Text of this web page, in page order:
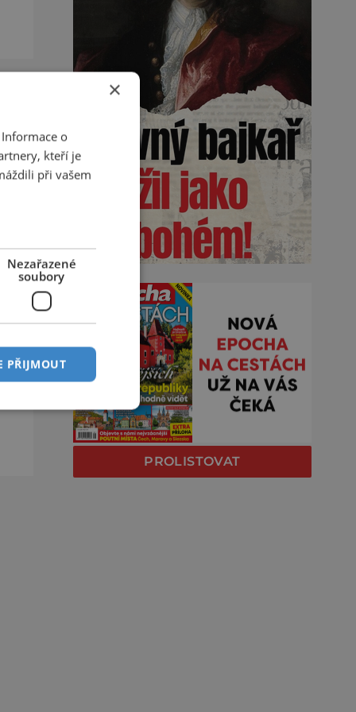
PROLISTOVAT
×
o
kteří je
při vašem
Nezařazené
soubory
PŘIJMOUT